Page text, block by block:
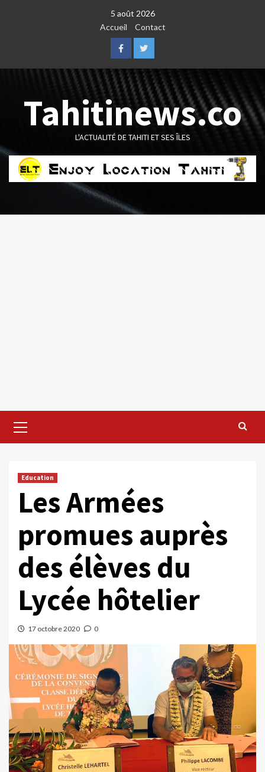
5 août 2026
Accueil
Contact
FacebookTwitter
Tahitinews.co
L'ACTUALITÉ DE TAHITI ET SES ÎLES
Menu
Education
Les Armées
promues auprès
des élèves du
Lycée hôtelier
17 octobre 2020 0